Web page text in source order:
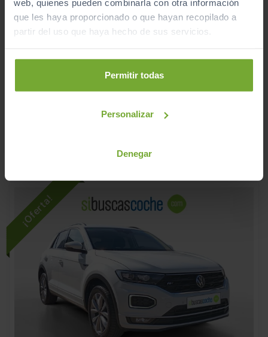
web, quienes pueden combinarla con otra información
que les haya proporcionado o que hayan recopilado a
partir del uso que haya hecho de sus servicios.
Permitir todas
Personalizar
Denegar
VOLKSWAGEN TIGUAN
Diésel
23.990 €